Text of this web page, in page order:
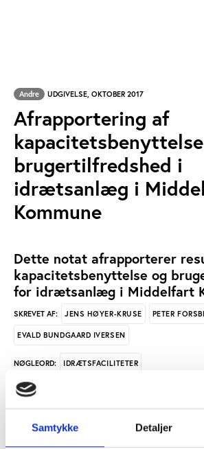
Samtykke Detaljer
Andre UDGIVELSE, OKTOBER 2017
Afrapportering af
brugertilfredshed i
idrætsanlæg i
Kommune
Dette notat afrapporterer
kapacitetsbenyttelse og
for idrætsanlæg i Middelfart
SKREVET AF: JENS HØYER-KRUSE PETER
EVALD BUNDGAARD IVERSEN
NØGLEORD: IDRÆTSFACILITETER
ÅBN RAPPORT
UDGIVER: CENTER FOR FORSKNING I IDRÆT,